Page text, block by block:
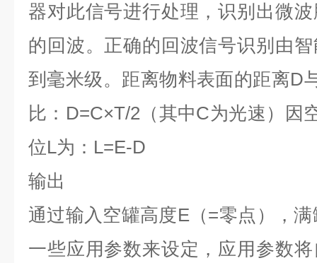
器对此信号进行处理，识别出微
的回波。正确的回波信号识别由
到毫米级。距离物料表面的距离D
比： D=C×T/2（其中C为光速）因
位L为： L=E-D
输出
通过输入空罐高度E（=零点），
一些应用参数来设定，应用参数